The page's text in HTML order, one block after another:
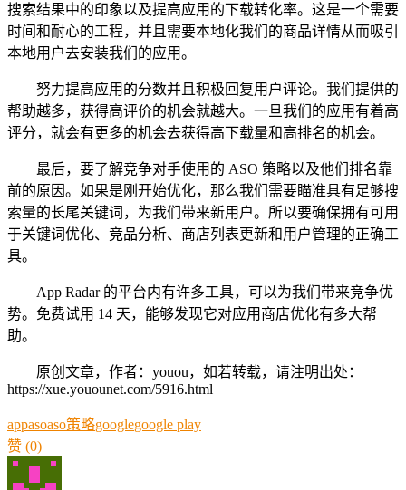
搜索结果中的印象以及提高应用的下载转化率。这是一个需要
时间和耐心的工程，并且需要本地化我们的商品详情从而吸引
本地用户去安装我们的应用。
努力提高应用的分数并且积极回复用户评论。我们提供的
帮助越多，获得高评价的机会就越大。一旦我们的应用有着高
评分，就会有更多的机会去获得高下载量和高排名的机会。
最后，要了解竞争对手使用的 ASO 策略以及他们排名靠
前的原因。如果是刚开始优化，那么我们需要瞄准具有足够搜
索量的长尾关键词，为我们带来新用户。所以要确保拥有可用
于关键词优化、竞品分析、商店列表更新和用户管理的正确工
具。
App Radar 的平台内有许多工具，可以为我们带来竞争优
势。免费试用 14 天，能够发现它对应用商店优化有多大帮
助。
原创文章，作者：youou，如若转载，请注明出处：
https://xue.youounet.com/5916.html
appasoaso策略googlegoogle play
赞 (0)